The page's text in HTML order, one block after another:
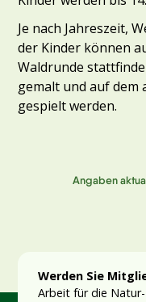
Je nach Jahreszeit,
der Kinder können
Waldrunde
gemalt und auf dem
gespielt werden.
Angaben
Werden Sie
Arbeit für die